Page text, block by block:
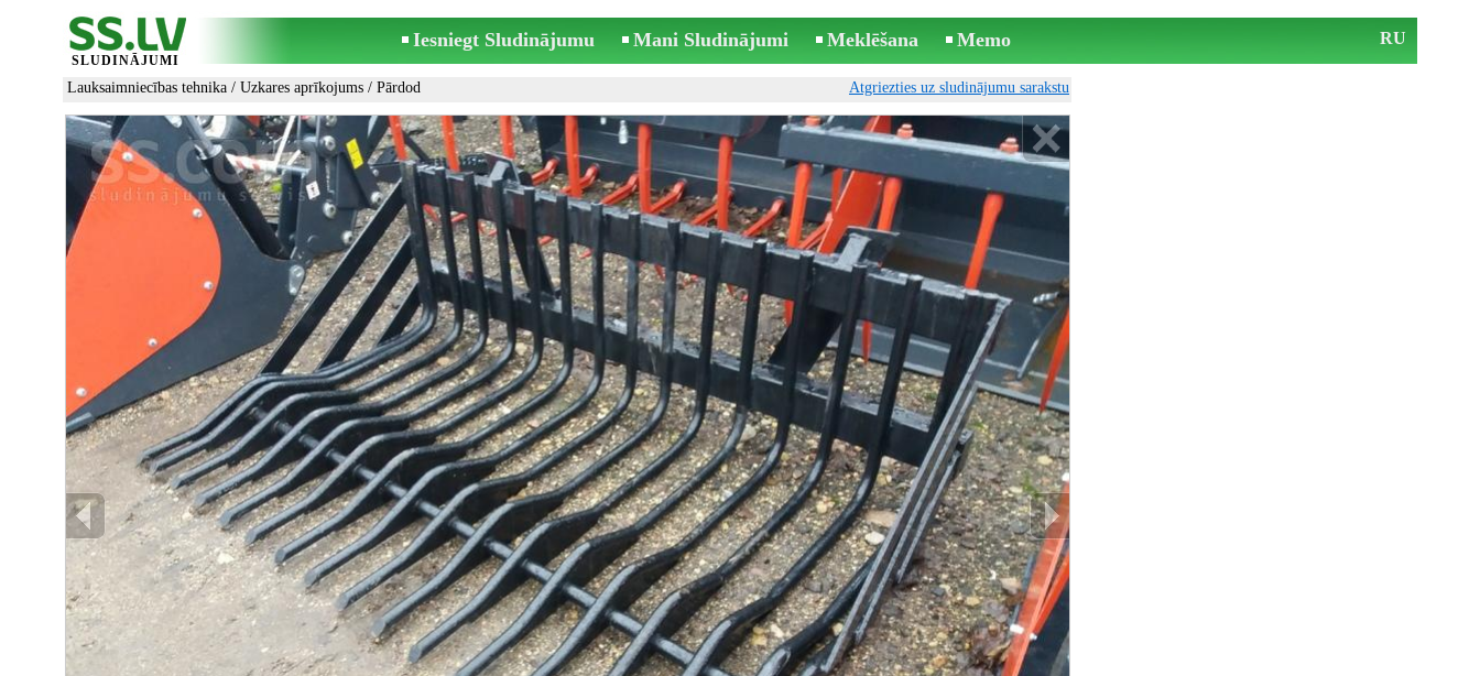
SLUDINĀJUMI
Iesniegt Sludinājumu Mani Sludinājumi Meklēšana Memo RU
Lauksaimniecības tehnika / Uzkares aprīkojums / Pārdod Atgriezties uz sludinājumu sarakstu